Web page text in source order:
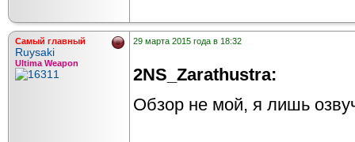
Самый главный
Ruysaki
Ultima Weapon
29 марта 2015 года в 18:32
2NS_Zarathustra:
Обзор не мой, я лишь